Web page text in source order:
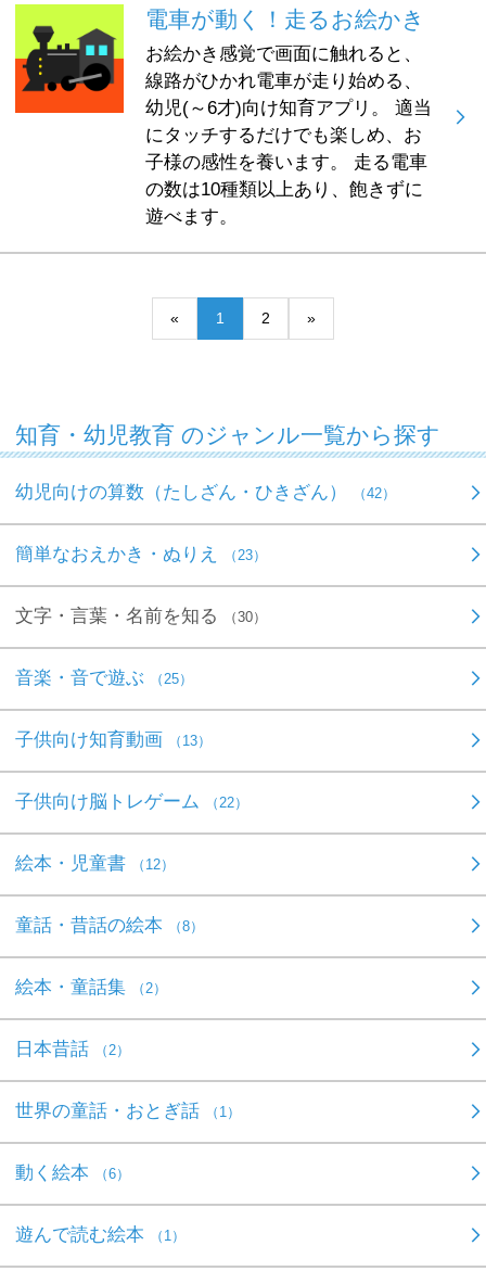
電車が動く！走るお絵かき
お絵かき感覚で画面に触れると、
線路がひかれ電車が走り始める、
幼児(～6才)向け知育アプリ。 適当
にタッチするだけでも楽しめ、お
子様の感性を養います。 走る電車
の数は10種類以上あり、飽きずに
遊べます。
« 1 2 »
知育・幼児教育 のジャンル一覧から探す
幼児向けの算数（たしざん・ひきざん） （42）
簡単なおえかき・ぬりえ （23）
文字・言葉・名前を知る （30）
音楽・音で遊ぶ （25）
子供向け知育動画 （13）
子供向け脳トレゲーム （22）
絵本・児童書 （12）
童話・昔話の絵本 （8）
絵本・童話集 （2）
日本昔話 （2）
世界の童話・おとぎ話 （1）
動く絵本 （6）
遊んで読む絵本 （1）